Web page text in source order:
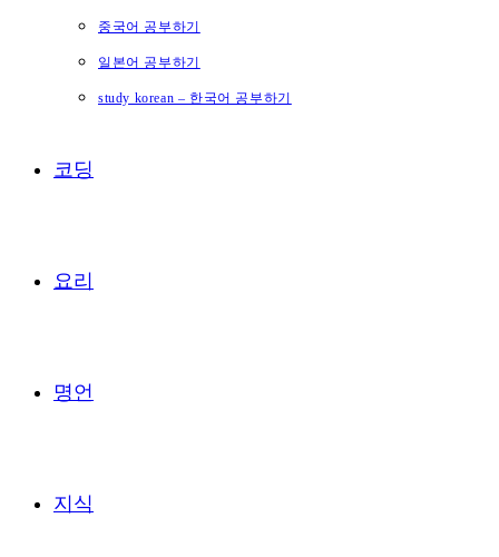
중국어 공부하기
일본어 공부하기
study korean – 한국어 공부하기
코딩
요리
명언
지식